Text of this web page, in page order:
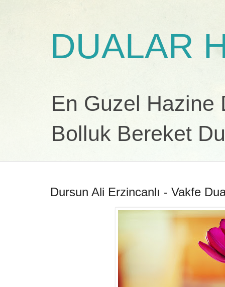
DUALAR
En Guzel Hazine
Bolluk Bereket
Dursun Ali Erzincanlı - Vakfe